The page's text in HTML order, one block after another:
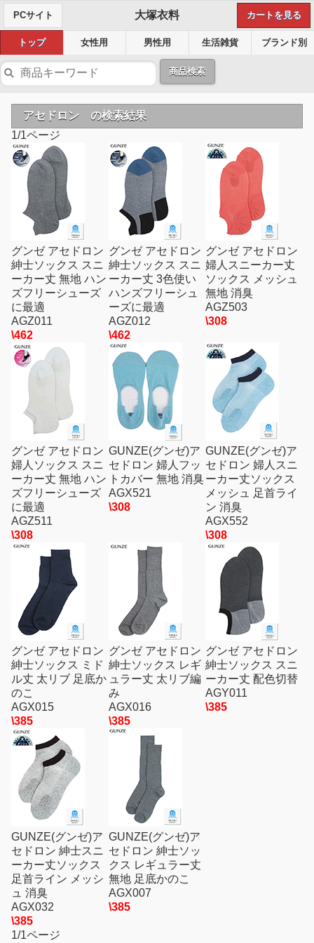
PCサイト 大塚衣料 カートを見る
トップ 女性用 男性用 生活雑貨 ブランド別
商品検索
アセドロン の検索結果
1/1ページ
グンゼ アセドロン
紳士ソックス スニ
ーカー丈 無地 ハン
ズフリーシューズ
に最適
AGZ011
\462
グンゼ アセドロン
紳士ソックス スニ
ーカー丈 3色使い
ハンズフリーシュ
ーズに最適
AGZ012
\462
グンゼ アセドロン
婦人スニーカー丈
ソックス メッシュ
無地 消臭
AGZ503
\308
グンゼ アセドロン
婦人ソックス スニ
ーカー丈 無地 ハン
ズフリーシューズ
に最適
AGZ511
\308
GUNZE(グンゼ)ア
セドロン 婦人フッ
トカバー 無地 消臭
AGX521
\308
GUNZE(グンゼ)ア
セドロン 婦人スニ
ーカー丈ソックス
メッシュ 足首ライ
ン 消臭
AGX552
\308
グンゼ アセドロン
紳士ソックス ミド
ル丈 太リブ 足底か
のこ
AGX015
\385
グンゼ アセドロン
紳士ソックス レギ
ュラー丈 太リブ編
み
AGX016
\385
グンゼ アセドロン
紳士ソックス スニ
ーカー丈 配色切替
AGY011
\385
GUNZE(グンゼ)ア
セドロン 紳士スニ
ーカー丈ソックス
足首ライン メッシ
ュ 消臭
AGX032
\385
GUNZE(グンゼ)ア
セドロン 紳士ソッ
クス レギュラー丈
無地 足底かのこ
AGX007
\385
1/1ページ